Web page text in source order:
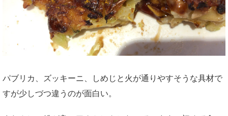
パブリカ、ズッキーニ、しめじと火が通りやすそうな具材で
すが少しづつ違うのが面白い。